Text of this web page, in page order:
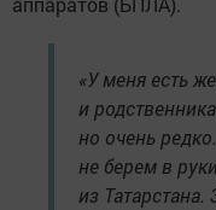
«У меня есть
и
но очень
не берем в
из